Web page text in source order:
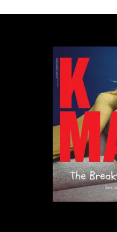
Serwis poinformował
społecznościowych,
aktorzy pokazują liczbę